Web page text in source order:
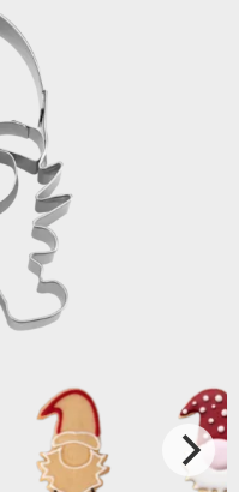
Tortenunterlagen &
Terrinenformen
STÄDTER fresh&cool